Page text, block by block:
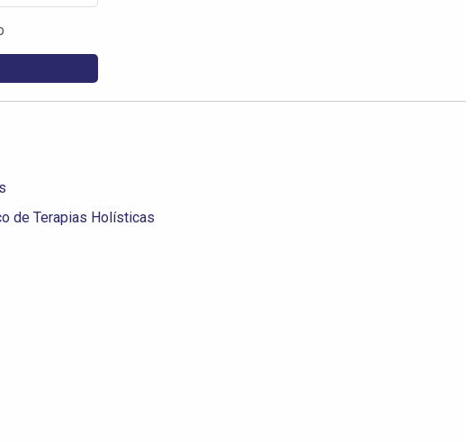
de Terapias Holísticas